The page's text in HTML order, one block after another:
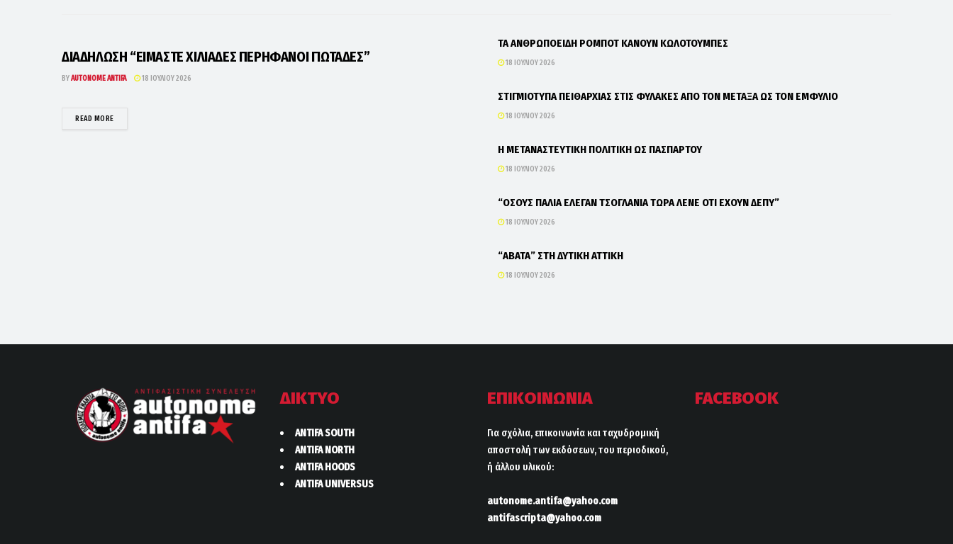
ΔΙΑΔΗΛΩΣΗ “ΕΙΜΑΣΤΕ ΧΙΛΙΑΔΕΣ ΠΕΡΗΦΑΝΟΙ ΓΙΩΤΑΔΕΣ”
BYAUTONOME ANTIFA 18 ΙΟΥΛΊΟΥ 2026
READ MOREDETAILS
ΤΑ ΑΝΘΡΩΠΟΕΙΔΗ ΡΟΜΠΟΤ ΚΑΝΟΥΝ ΚΩΛΟΤΟΥΜΠΕΣ
18 ΙΟΥΛΊΟΥ 2026
ΣΤΙΓΜΙΟΤΥΠΑ ΠΕΙΘΑΡΧΙΑΣ ΣΤΙΣ ΦΥΛΑΚΕΣ ΑΠΟ ΤΟΝ ΜΕΤΑΞΑ ΩΣ ΤΟΝ ΕΜΦΥΛΙΟ
18 ΙΟΥΛΊΟΥ 2026
Η ΜΕΤΑΝΑΣΤΕΥΤΙΚΗ ΠΟΛΙΤΙΚΗ ΩΣ ΠΑΣΠΑΡΤΟΥ
18 ΙΟΥΛΊΟΥ 2026
“ΟΣΟΥΣ ΠΑΛΙΑ ΕΛΕΓΑΝ ΤΣΟΓΛΑΝΙΑ ΤΩΡΑ ΛΕΝΕ ΟΤΙ ΕΧΟΥΝ ΔΕΠΥ”
18 ΙΟΥΛΊΟΥ 2026
“ΑΒΑΤΑ” ΣΤΗ ΔΥΤΙΚΗ ΑΤΤΙΚΗ
18 ΙΟΥΛΊΟΥ 2026
ΔΙΚΤΥΟ
ANTIFA SOUTH
ANTIFA NORTH
ANTIFA HOODS
ANTIFA UNIVERSUS
ΕΠΙΚΟΙΝΩΝΙΑ
Για σχόλια, επικοινωνία και ταχυδρομική
αποστολή των εκδόσεων, του περιοδικού,
ή άλλου υλικού:
autonome.antifa@yahoo.com
antifascripta@yahoo.com
FACEBOOK